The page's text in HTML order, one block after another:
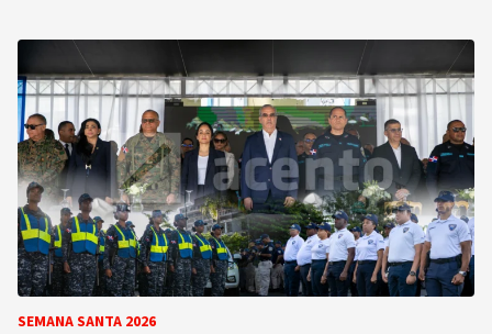
SEMANA SANTA 2026